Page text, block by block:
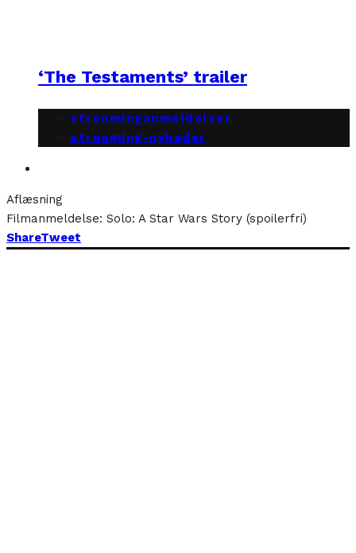
‘The Testaments’ trailer
streaminganmeldelser
streaming-nyheder
Aflæsning
Filmanmeldelse: Solo: A Star Wars Story (spoilerfri)
ShareTweet